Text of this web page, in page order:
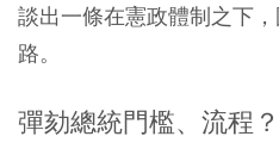
談出一條在憲政體制之下
路。
彈劾總統門檻、流程